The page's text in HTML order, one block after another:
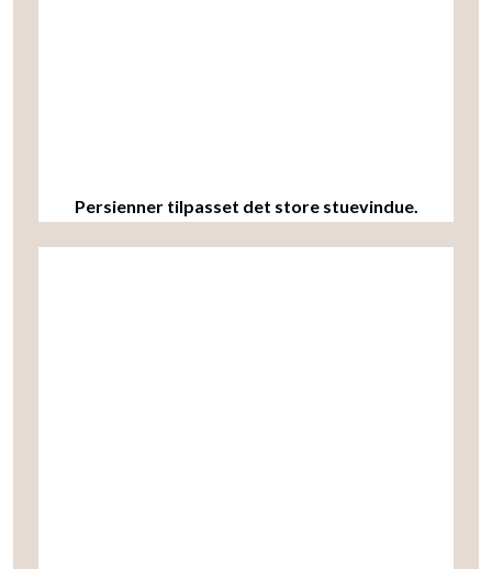
Persienner tilpasset det store stuevindue.